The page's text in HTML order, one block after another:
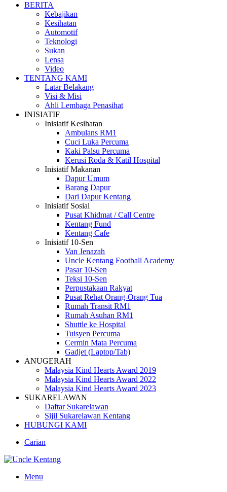
BERITA
Kebajikan
Kesihatan
Automotif
Teknologi
Sukan
Lensa
Video
TENTANG KAMI
Latar Belakang
Visi & Misi
Ahli Lembaga Penasihat
INISIATIF
Inisiatif Kesihatan
Ambulans RM1
Cuci Luka Percuma
Kaki Palsu Percuma
Kerusi Roda & Katil Hospital
Inisiatif Makanan
Dapur Umum
Barang Dapur
Dari Dapur Kentang
Inisiatif Sosial
Pusat Khidmat / Call Centre
Kentang Fund
Kentang Cafe
Inisiatif 10-Sen
Van Jenazah
Uncle Kentang Football Academy
Pasar 10-Sen
Teksi 10-Sen
Perpustakaan Rakyat
Pusat Rehat Orang-Orang Tua
Rumah Transit RM1
Rumah Asuhan RM1
Shuttle ke Hospital
Tuisyen Percuma
Cermin Mata Percuma
Gadjet (Laptop/Tab)
ANUGERAH
Malaysia Kind Hearts Award 2019
Malaysia Kind Hearts Award 2022
Malaysia Kind Hearts Award 2023
SUKARELAWAN
Daftar Sukarelawan
Sijil Sukarelawan Kentang
HUBUNGI KAMI
Carian
Menu